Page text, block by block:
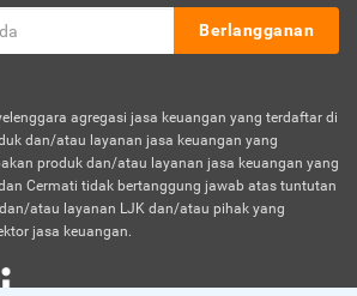
Berlangganan
agregasi jasa keuangan yang terdaftar di
dan/atau layanan jasa keuangan yang
produk dan/atau layanan jasa keuangan yang
Cermati tidak bertanggung jawab atas tuntutan
atau layanan LJK dan/atau pihak yang
jasa keuangan.